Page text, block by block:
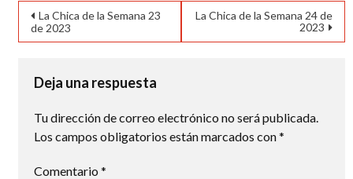
Navegación
de
entradas
La Chica de la Semana 23
de 2023
La Chica de la Semana 24 de
2023
Deja una respuesta
Tu dirección de correo electrónico no será publicada.
Los campos obligatorios están marcados con*
Comentario *